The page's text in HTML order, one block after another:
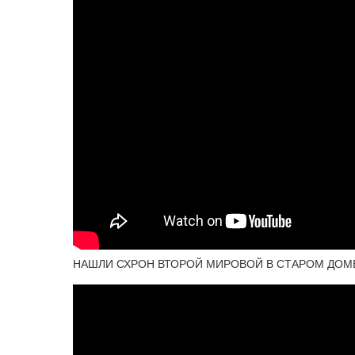
НАШЛИ СХРОН ВТОРОЙ МИРОВОЙ В СТАРОМ